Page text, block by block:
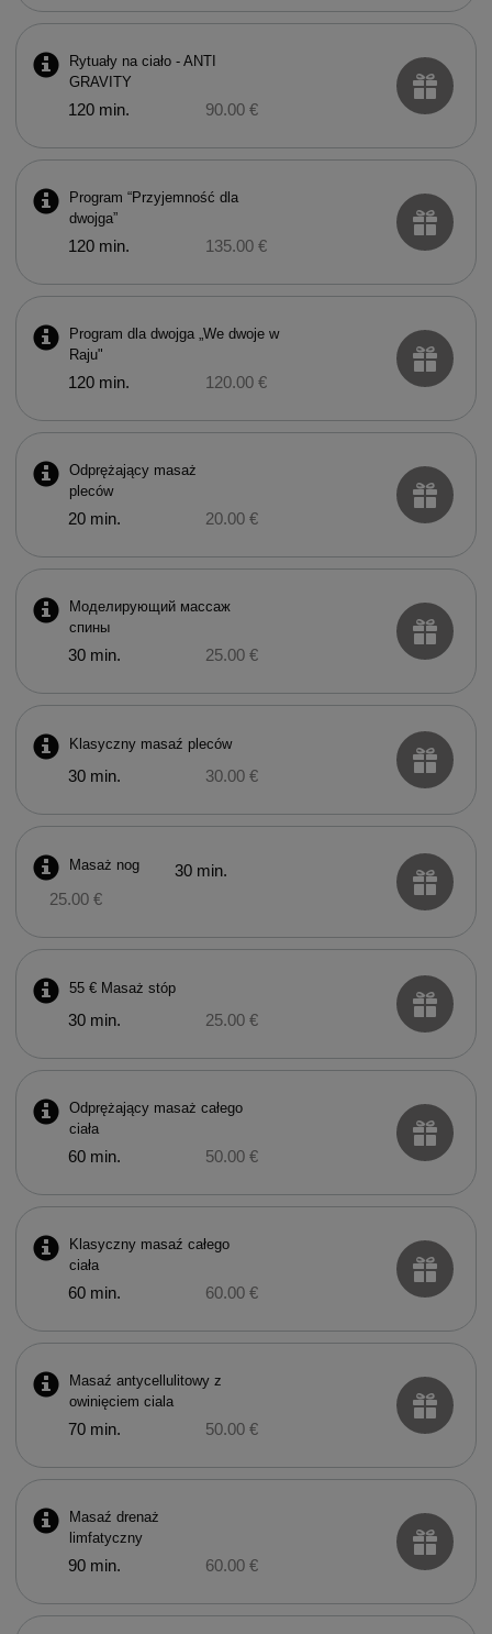
Rytuały na ciało - ANTI
GRAVITY
120 min. 90.00 €
Program “Przyjemność dla
dwojga”
120 min. 135.00 €
Program dla dwojga „We dwoje w
Raju"
120 min. 120.00 €
Odprężający masaż
pleców
20 min. 20.00 €
Моделирующий массаж
спины
30 min. 25.00 €
Klasyczny masaź pleców
30 min. 30.00 €
Masaż nog
30 min.
25.00 €
55 € Masaż stóp
30 min. 25.00 €
Odprężający masaż całego
ciała
60 min. 50.00 €
Klasyczny masaź całego
ciała
60 min. 60.00 €
Masaź antycellulitowy z
owinięciem ciala
70 min. 50.00 €
Masaź drenaż
limfatyczny
90 min. 60.00 €